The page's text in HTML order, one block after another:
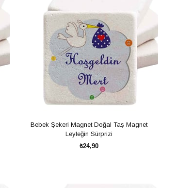
Bebek Şekeri Magnet Doğal Taş Magnet
Leyleğin Sürprizi
₺24,90